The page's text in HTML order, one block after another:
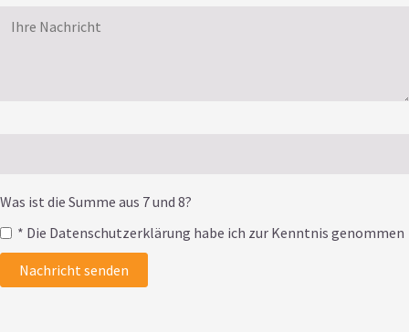
Was ist die Summe aus 7 und 8?
* Die Datenschutzerklärung habe ich zur Kenntnis genommen
Nachricht senden